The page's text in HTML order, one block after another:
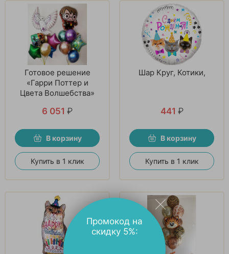
Готовое решение
«Гарри Поттер и
Цвета Волшебства»
6 051 ₽
В корзину
Купить в 1 клик
Шар Круг, Котики,
441 ₽
В корзину
Купить в 1 клик
Промокод на
скидку 5%: